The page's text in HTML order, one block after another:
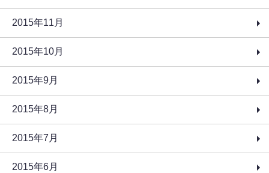
2015年11月
2015年10月
2015年9月
2015年8月
2015年7月
2015年6月